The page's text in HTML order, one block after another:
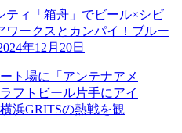
ティ「箱舟」でビール×シビ
ワークスとカンパイ！ブルー
年12月20日